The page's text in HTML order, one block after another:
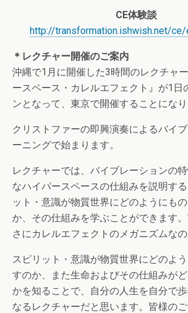
CE体験談
http://transformation.ishwish.net/
＊レクチャー開催のご案内
沖縄で1月に開催した3時間のレクチャ
ースペース・カレルエフェクト』が1日
ンとなって、東京で開催することにな
クリストファーの即興演奏によるバイ
ーニングで始まります。
レクチャーでは、バイブレーションの
なハイパースペースの仕組みを説明す
ット・意識が物質世界にどのようにも
か、その仕組みを学ぶことができます
さにカレルエフェクトのメガニズムなの
スピリット・意識が物質世界にどのよ
すのか、また生命およびその仕組みが
かを知ることで、自分の人生を自分で
なるレクチャーだと思います。皆様の